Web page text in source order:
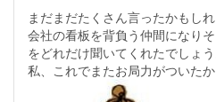
まだまだたくさん言ったかもしれ
会社の看板を背負う仲間になり
をどれだけ聞いてくれたでしょう
私、これでまたお局力がついた